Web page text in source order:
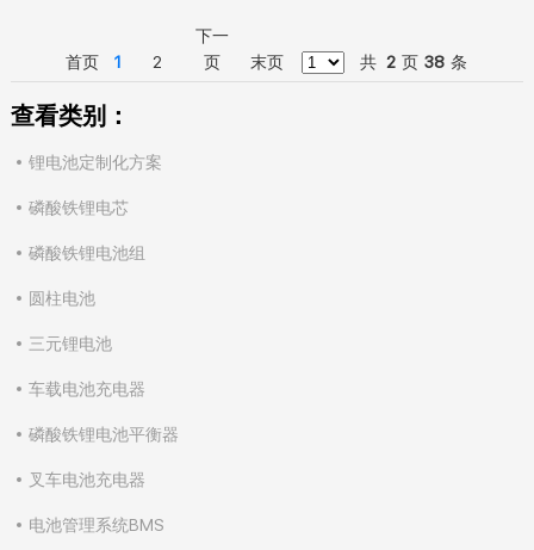
首页 1 2
下一
页
末页 共 2 页 38 条
查看类别：
锂电池定制化方案
磷酸铁锂电芯
磷酸铁锂电池组
圆柱电池
三元锂电池
车载电池充电器
磷酸铁锂电池平衡器
叉车电池充电器
电池管理系统BMS